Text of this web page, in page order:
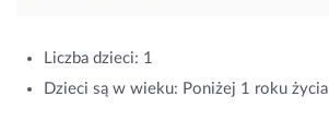
Liczba dzieci: 1
Dzieci są w wieku: Poniżej 1 roku życia